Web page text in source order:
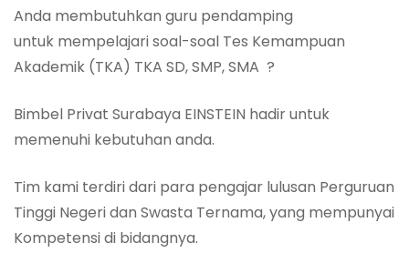
Anda membutuhkan guru pendamping
untuk mempelajari soal-soal Tes Kemampuan
Akademik (TKA) TKA SD, SMP, SMA ?
Bimbel Privat Surabaya EINSTEIN hadir untuk
memenuhi kebutuhan anda.
Tim kami terdiri dari para pengajar lulusan Perguruan
Tinggi Negeri dan Swasta Ternama, yang mempunyai
Kompetensi di bidangnya.